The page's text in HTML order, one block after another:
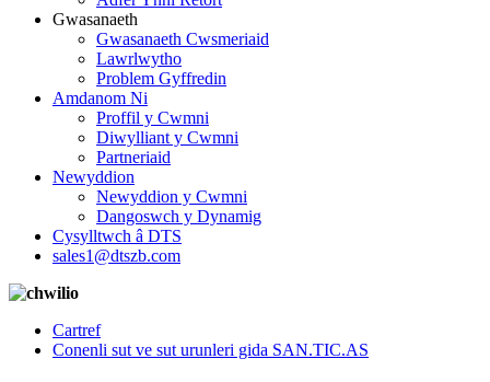
Gwasanaeth
Gwasanaeth Cwsmeriaid
Lawrlwytho
Problem Gyffredin
Amdanom Ni
Proffil y Cwmni
Diwylliant y Cwmni
Partneriaid
Newyddion
Newyddion y Cwmni
Dangoswch y Dynamig
Cysylltwch â DTS
sales1@dtszb.com
Cartref
Conenli sut ve sut urunleri gida SAN.TIC.AS